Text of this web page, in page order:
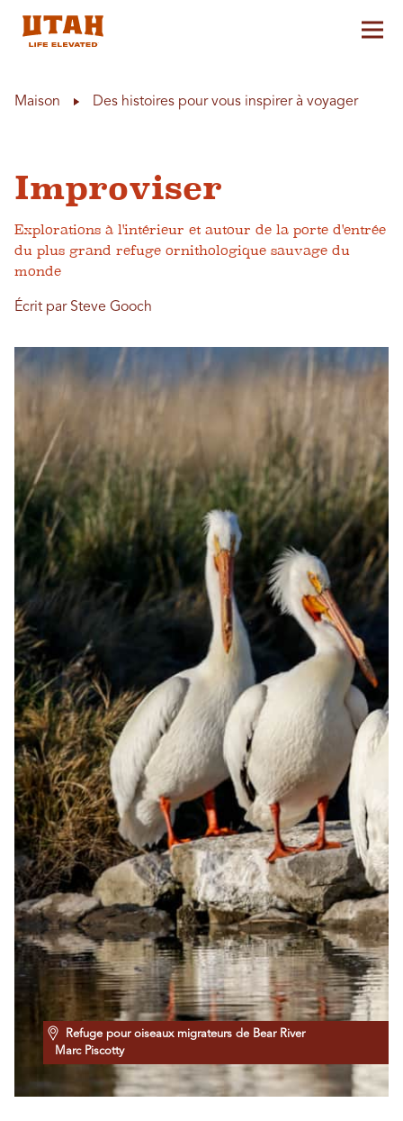
Maison Des histoires pour vous inspirer à voyager
Improviser
Explorations à l'intérieur et autour de la porte d'entrée
du plus grand refuge ornithologique sauvage du
monde
Écrit par Steve Gooch
Refuge pour oiseaux migrateurs de Bear River
Marc Piscotty